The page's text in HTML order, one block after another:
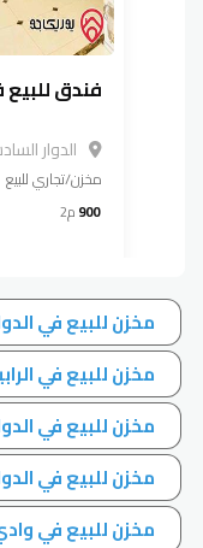
فندق
الدوار
مخزن/تجاريللبيع
900م2
مخزن للبيع في
مخزن للبيع في
مخزن للبيع في
مخزن للبيع في
مخزن للبيع في